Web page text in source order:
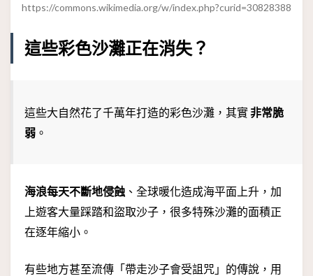
https://commons.wikimedia.org/w/index.php?curid=30828388
這些彩色沙灘正在消失？
這些大自然花了千萬年打造的彩色沙灘，其實 非常脆
弱 。
海浪每天不斷地侵蝕 、全球暖化造成海平面上升，加
上遊客大量踩踏和盜取沙子，很多特殊沙灘的面積正
在逐年縮小。
有些地方甚至流傳「帶走沙子會受詛咒」的傳說，用